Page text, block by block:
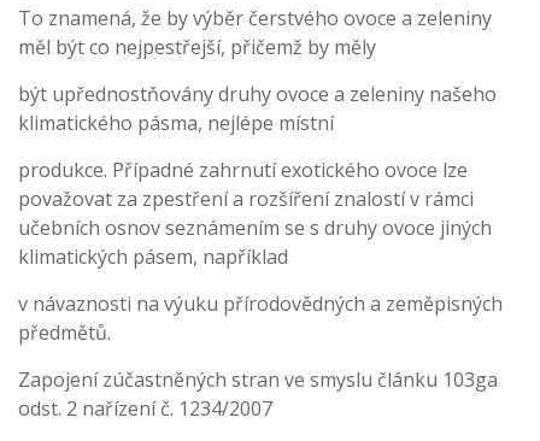
To znamená, že by výběr čerstvého ovoce a zeleniny
měl být co nejpestřejší, přičemž by měly
být upřednostňovány druhy ovoce a zeleniny našeho
klimatického pásma, nejlépe místní
produkce. Případné zahrnutí exotického ovoce lze
považovat za zpestření a rozšíření znalostí v rámci
učebních osnov seznámením se s druhy ovoce jiných
klimatických pásem, například
v návaznosti na výuku přírodovědných a zeměpisných
předmětů.
Zapojení zúčastněných stran ve smyslu článku 103ga
odst. 2 nařízení č. 1234/2007